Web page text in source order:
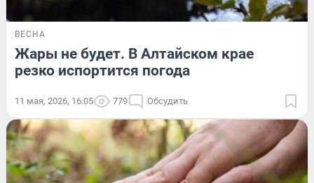
ВЕСНА
Жары не будет. В Алтайском крае
резко испортится погода
11 мая, 2026, 16:05 779 Обсудить